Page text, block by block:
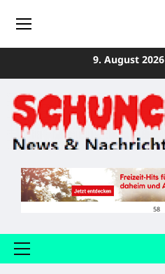
9. August 2026
58
Primäres